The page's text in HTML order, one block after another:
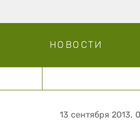
НОВОСТИ
13 сентября 2013,